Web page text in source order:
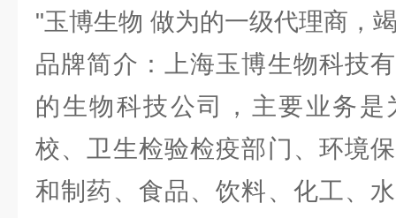
"玉博生物 做为的一级代理商，
品牌简介：上海玉博生物科技
的生物科技公司，主要业务
校、卫生检验检疫部门、环境
和制药、食品、饮料、化工、